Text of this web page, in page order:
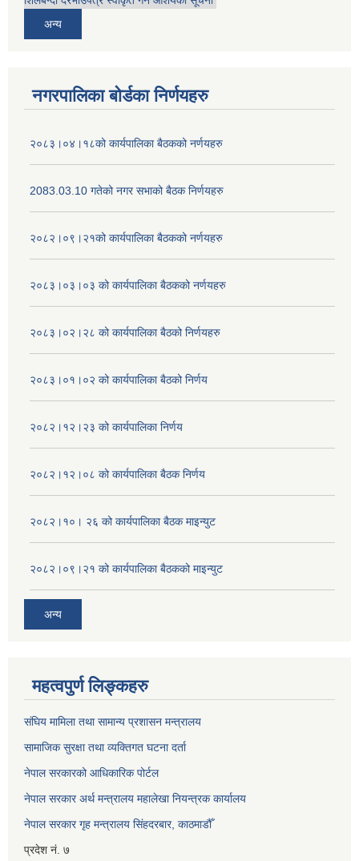
अन्य
नगरपालिका बोर्डका निर्णयहरु
२०८३।०४।१८को कार्यपालिका बैठकको नर्णयहरु
2083.03.10 गतेको नगर सभाको बैठक निर्णयहरु
२०८२।०९।२१को कार्यपालिका बैठकको नर्णयहरु
२०८३।०३।०३ को कार्यपालिका बैठकको नर्णयहरु
२०८३।०२।२८ को कार्यपालिका बैठको निर्णयहरु
२०८३।०१।०२ को कार्यपालिका बैठको निर्णय
२०८२।१२।२३ को कार्यपालिका निर्णय
२०८२।१२।०८ को कार्यपालिका बैठक निर्णय
२०८२।१०। २६ को कार्यपालिका बैठक माइन्युट
२०८२।०९।२१ को कार्यपालिका बैठकको माइन्युट
अन्य
महत्वपुर्ण लिङ्कहरु
संघिय मामिला तथा सामान्य प्रशासन मन्त्रालय
सामाजिक सुरक्षा तथा व्यक्तिगत घटना दर्ता
नेपाल सरकारको आधिकारिक पोर्टल
नेपाल सरकार अर्थ मन्त्रालय महालेखा नियन्त्रक कार्यालय
नेपाल सरकार गृह मन्त्रालय सिंहदरबार, काठमाडौँ
प्रदेश नं. ७